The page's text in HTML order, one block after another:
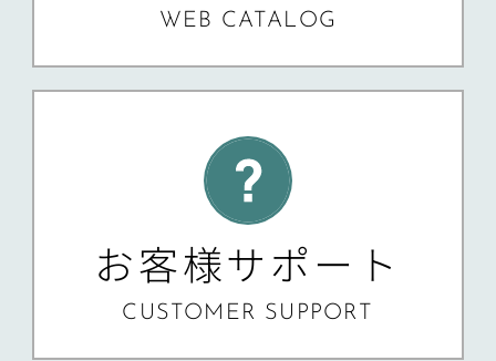
WEB CATALOG
お客様サポート
CUSTOMER SUPPORT